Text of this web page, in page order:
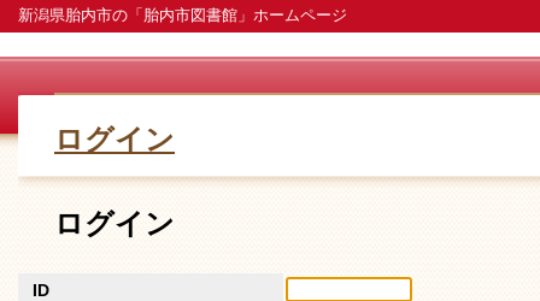
新潟県胎内市の「胎内市図書館」ホームページ
ログイン
ログイン
ID